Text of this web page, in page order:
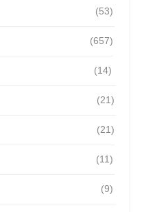
(53)
(657)
(14)
(21)
(21)
(11)
(9)